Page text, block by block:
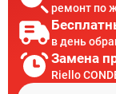
ремонт по
в день
Замена
Riello